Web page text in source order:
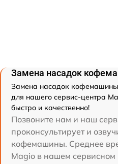
Замена насадок
Замена насадок
для нашего сервис-центра
быстро и качественно!
Позвоните нам и наш
проконсультирует и
кофемашины. Среднее
Magio в нашем сервисном